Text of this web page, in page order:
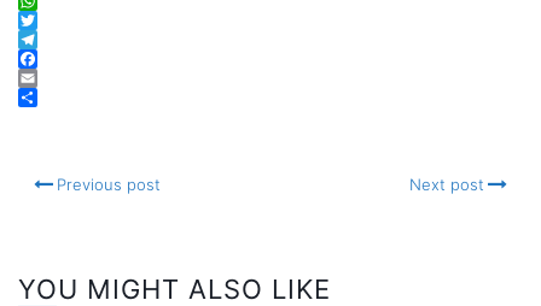
WhatsApp
Twitter
Telegram
Facebook
Email
Previous post Next post
YOU MIGHT ALSO LIKE